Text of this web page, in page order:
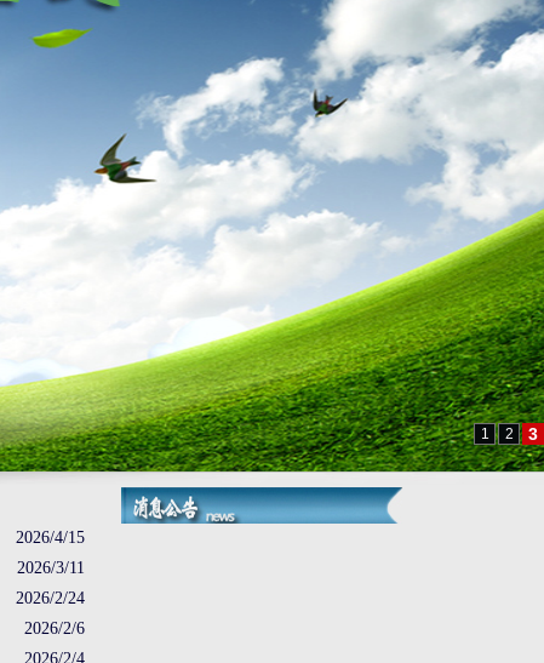
2026/4/15
2026/3/11
2026/2/24
2026/2/6
2026/2/4